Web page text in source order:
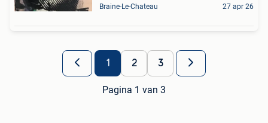
Braine-Le-Chateau 27 apr 26
1 2 3
Pagina 1 van 3